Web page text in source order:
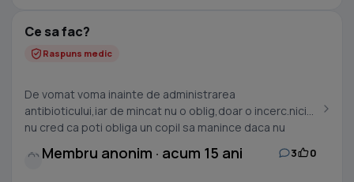
Ce sa fac?
Raspuns medic
De vomat voma inainte de administrarea
antibioticului,iar de mincat nu o oblig,doar o incerc.nici
nu cred ca poti obliga un copil sa manince daca nu
Membru anonim · acum 15 ani 3 0